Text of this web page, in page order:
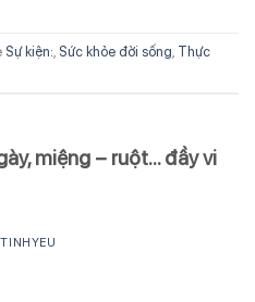
Sự kiện: Sức khỏe đời sống Thực
miệng – ruột… đầy vi